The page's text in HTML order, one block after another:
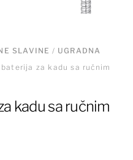
SLAVINE / UGRADNA
za kadu sa ručnim
kadu sa ručnim